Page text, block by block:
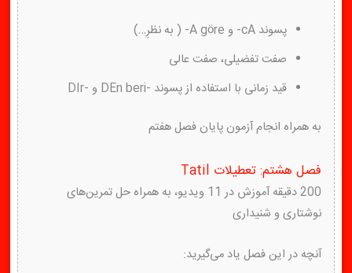
پسوند cA- و‌ A göre- ( به نظرِ…)
صفت تفضیلی، صفت عالی
قید زمانی با استفاده از پسوند -DEn beri و -DIr
به همراه انجام آزمون پایان فصل هفتم
فصل هشتم: تعطیلات Tatil
200 دقیقه آموزش در 11 ویدیو، به همراه حل تمرین‌های
نوشتاری و شنیداری
آنچه در این فصل یاد می‌گیرید: